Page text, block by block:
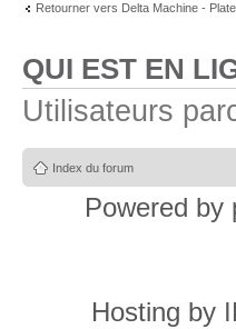
Retourner vers Delta Machine -
QUI EST EN
Utilisateurs
Index du forum
Powered by
Hosting by